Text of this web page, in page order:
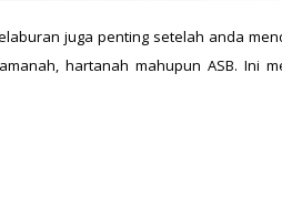
juga penting setelah anda
hartanah mahupun ASB. Ini